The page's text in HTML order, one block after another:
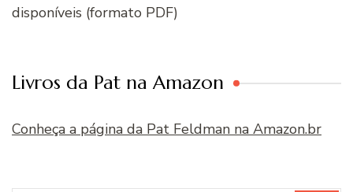
disponíveis (formato PDF)
Livros da Pat na Amazon
Conheça a página da Pat Feldman na Amazon.br